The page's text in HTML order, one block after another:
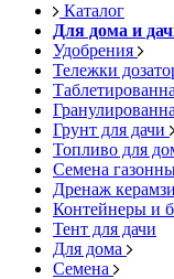
Каталог
Для дома и
Удобрения
Тележки
Грунт для дачи
Топливо для
Семена
Дренаж
Контейнеры и
Тент для дачи
Для дома
Семена